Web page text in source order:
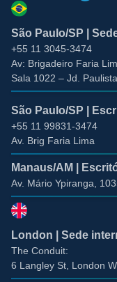
São Paulo/SP |
+55 11 3045-3474
Av: Brigadeiro Faria
Sala 1022 – Jd.
São Paulo/SP |
+55 11 99831-3474
Av. Brig Faria Lima
Manaus/AM |
Av. Mário Ypiranga,
London | Sede
The Conduit:
6 Langley St, London